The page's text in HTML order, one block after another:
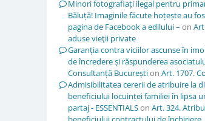
Minori fotografiați ilegal pentru
Băluță! Imaginile făcute hoțește au
pagina de Facebook a edilului – on
aduse vieţii private
Garanția contra viciilor ascunse în
de încredere și răspunderea
Consultanță Bucureștion Art. 1707.
Admisibilitatea cererii de atribuire la
beneficiului locuinței familiei în lipsa
partaj - ESSENTIALSon Art. 324.